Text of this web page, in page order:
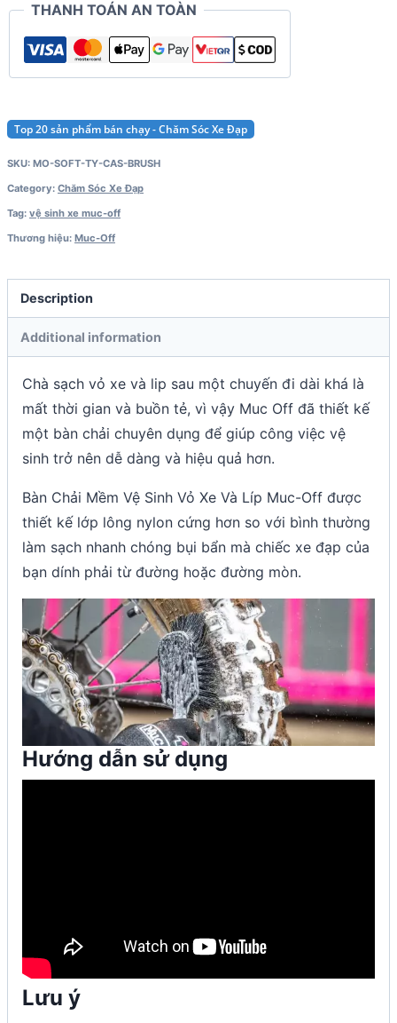
Tyre
quantity
THANH TOÁN AN TOÀN
Top 20 sản phẩm bán chạy - Chăm Sóc Xe Đạp
SKU: MO-SOFT-TY-CAS-BRUSH
Category: Chăm Sóc Xe Đạp
Tag: vệ sinh xe muc-off
Thương hiệu: Muc-Off
Description
Additional information
Chà sạch vỏ xe và lip sau một chuyến đi dài khá là
mất thời gian và buồn tẻ, vì vậy Muc Off đã thiết kế
một bàn chải chuyên dụng để giúp công việc vệ
sinh trở nên dễ dàng và hiệu quả hơn.
Bàn Chải Mềm Vệ Sinh Vỏ Xe Và Líp Muc-Off được
thiết kế lớp lông nylon cứng hơn so với bình thường
làm sạch nhanh chóng bụi bẩn mà chiếc xe đạp của
bạn dính phải từ đường hoặc đường mòn.
Hướng dẫn sử dụng
Lưu ý